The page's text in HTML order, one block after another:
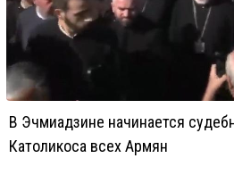
В Эчмиадзине начинается
Католикоса всех Армян